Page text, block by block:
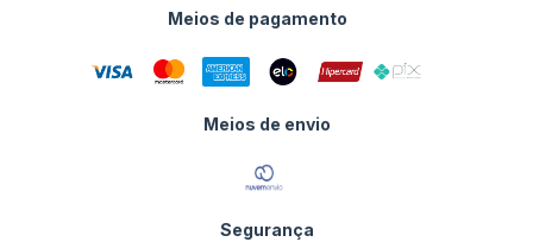
Meios de pagamento
Meios de envio
Segurança